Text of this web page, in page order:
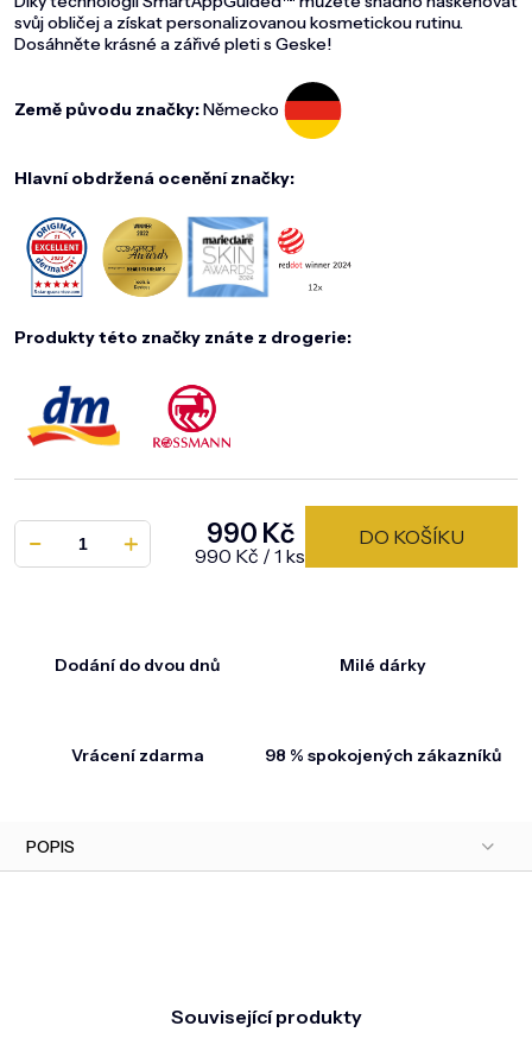
svůj obličej a získat personalizovanou kosmetickou rutinu.
Dosáhněte krásné a zářivé pleti s Geske!
Země původu značky:Německo
Hlavní obdržená ocenění značky:
Produkty této značky znáte z drogerie:
990 Kč
Měrná cena:
990 Kč / 1 ks
DO KOŠÍKU
Dodání do dvou dnů Milé dárky
Vrácení zdarma 98 % spokojených zákazníků
POPIS
Související produkty